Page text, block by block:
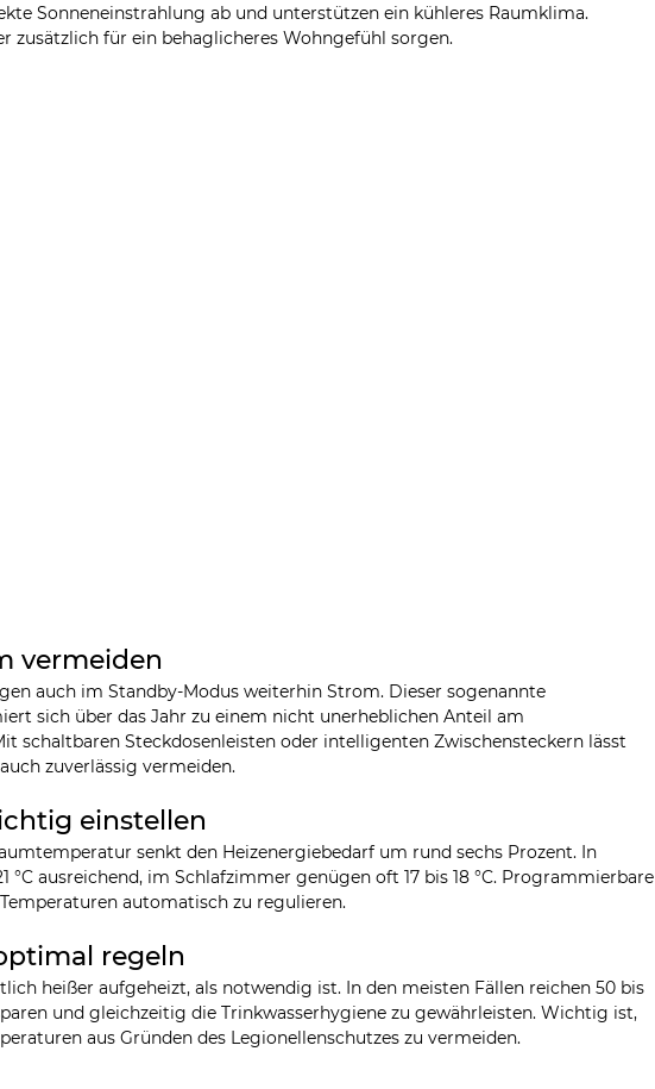
Sonneneinstrahlung ab und unterstützen ein kühleres Raumklima.
zusätzlich für ein behaglicheres Wohngefühl sorgen.
vermeiden
auch im Standby-Modus weiterhin Strom. Dieser sogenannte
sich über das Jahr zu einem nicht unerheblichen Anteil am
schaltbaren Steckdosenleisten oder intelligenten Zwischensteckern lässt
zuverlässig vermeiden.
einstellen
senkt den Heizenergiebedarf um rund sechs Prozent. In
°C ausreichend, im Schlafzimmer genügen oft 17 bis 18 °C. Programmierbare
automatisch zu regulieren.
regeln
heißer aufgeheizt, als notwendig ist. In den meisten Fällen reichen 50 bis
und gleichzeitig die Trinkwasserhygiene zu gewährleisten. Wichtig ist,
aus Gründen des Legionellenschutzes zu vermeiden.